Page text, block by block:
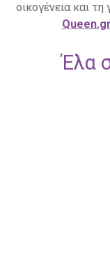
οικογένεια και
Queen.gr
Έλα